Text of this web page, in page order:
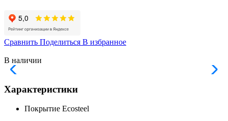
Сравнить Поделиться В избранное
В наличии
Характеристики
Покрытие Ecosteel